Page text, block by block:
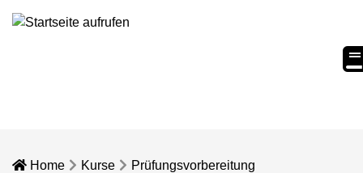
Home Kurse Prüfungsvorbereitung